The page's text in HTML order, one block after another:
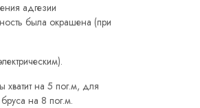
адгезии
была окрашена (при
на 5 пог.м, для
на 8 пог.м.